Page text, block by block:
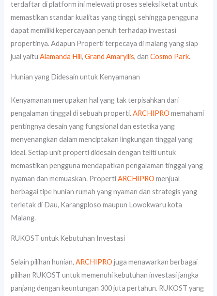
terdaftar di platform ini melewati proses seleksi ketat untuk
memastikan standar kualitas yang tinggi, sehingga pengguna
dapat memiliki kepercayaan penuh terhadap investasi
propertinya. Adapun Properti terpecaya di malang yang siap
jual yaituAlamanda Hill,Grand Amaryllis, danCosmo Park.
Hunian yang Didesain untuk Kenyamanan
Kenyamanan merupakan hal yang tak terpisahkan dari
pengalaman tinggal di sebuah properti.ARCHIPRO memahami
pentingnya desain yang fungsional dan estetika yang
menyenangkan dalam menciptakan lingkungan tinggal yang
ideal. Setiap unit properti didesain dengan teliti untuk
memastikan pengguna mendapatkan pengalaman tinggal yang
nyaman dan memuaskan. PropertiARCHIPRO menjual
berbagai tipe hunian rumah yang nyaman dan strategis yang
terletak di Dau, Karangploso maupun Lowokwaru kota
Malang.
RUKOST untuk Kebutuhan Investasi
Selain pilihan hunian,ARCHIPRO juga menawarkan berbagai
pilihan RUKOST untuk memenuhi kebutuhan investasi jangka
panjang dengan keuntungan 300 juta pertahun. RUKOST yang